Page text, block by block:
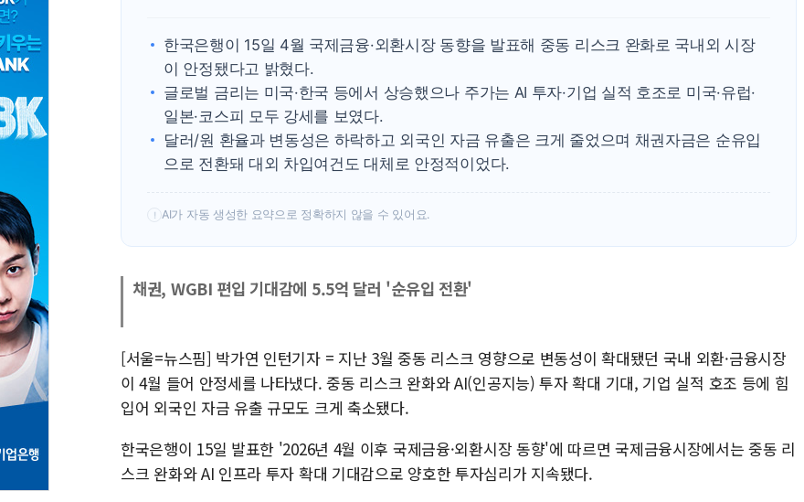
폭염 누그러지고 가뭄 숙지나...경북동해
사우디·튀르키예·파키스탄, '공동방위협
신길동 신축도 3.3㎡당 7250만원…써밋
용산공원·그린벨트로 또 충돌…반복되는
한국은행이 15일 4월 국제금융·외환시장 동향을 발표해 중동 리스크 완화로 국내외 시장
이 안정됐다고 밝혔다.
글로벌 금리는 미국·한국 등에서 상승했으나 주가는 AI 투자·기업 실적 호조로 미국·유럽·
일본·코스피 모두 강세를 보였다.
달러/원 환율과 변동성은 하락하고 외국인 자금 유출은 크게 줄었으며 채권자금은 순유입
으로 전환돼 대외 차입여건도 대체로 안정적이었다.
! AI가 자동 생성한 요약으로 정확하지 않을 수 있어요.
채권, WGBI 편입 기대감에 5.5억 달러 '순유입 전환'
[서울=뉴스핌] 박가연 인턴기자 = 지난 3월 중동 리스크 영향으로 변동성이 확대됐던 국내 외환·금융시장
이 4월 들어 안정세를 나타냈다. 중동 리스크 완화와 AI(인공지능) 투자 확대 기대, 기업 실적 호조 등에 힘
입어 외국인 자금 유출 규모도 크게 축소됐다.
한국은행이 15일 발표한 '2026년 4월 이후 국제금융·외환시장 동향'에 따르면 국제금융시장에서는 중동 리
스크 완화와 AI 인프라 투자 확대 기대감으로 양호한 투자심리가 지속됐다.